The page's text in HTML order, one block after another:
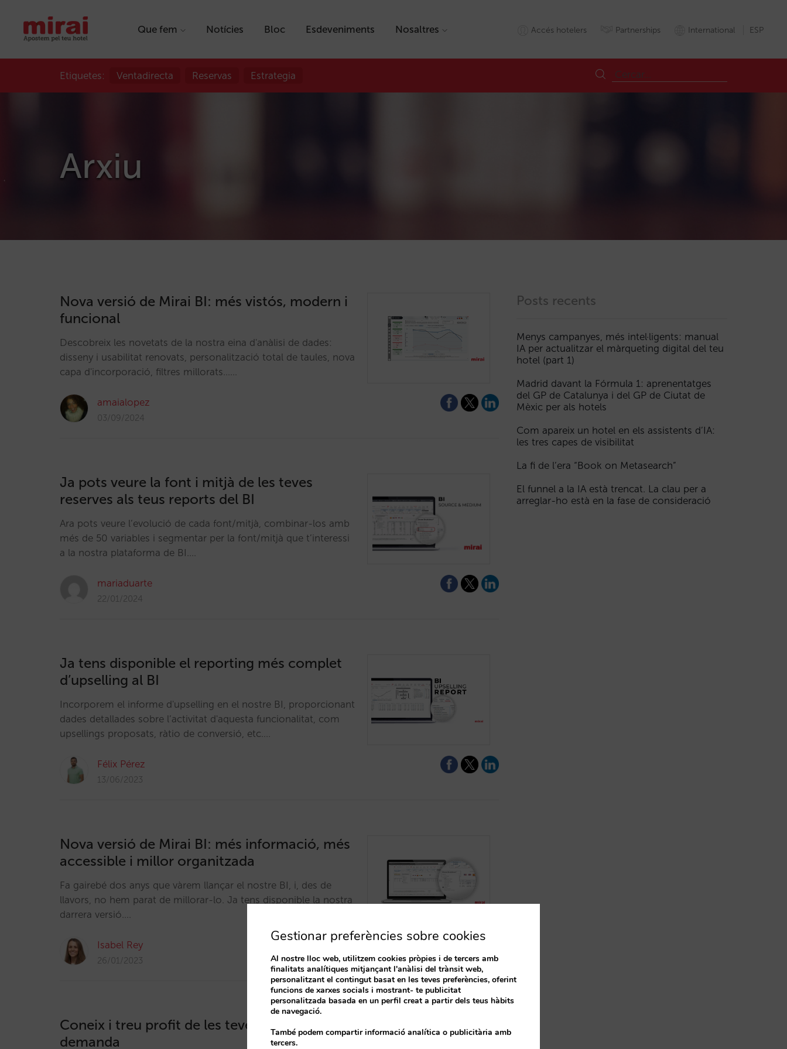
Que fem Notícies Bloc Esdeveniments Nosaltres Accés hotelers Partnerships International ESP
Etiquetes: Ventadirecta Reservas Estrategia
Arxiu
Nova versió de Mirai BI: més vistós, modern i
funcional
Descobreix les novetats de la nostra eina d'anàlisi de dades:
disseny i usabilitat renovats, personalització total de taules, nova
capa d'incorporació, filtres millorats……
amaialopez
03/09/2024
Ja pots veure la font i mitjà de les teves
reserves als teus reports del BI
Ara pots veure l’evolució de cada font/mitjà, combinar-los amb
més de 50 variables i segmentar per la font/mitjà que t’interessi
a la nostra plataforma de BI.…
mariaduarte
22/01/2024
Ja tens disponible el reporting més complet
d’upselling al BI
Incorporem el informe d'upselling en el nostre BI, proporcionant
dades detallades sobre l’activitat d'aquesta funcionalitat, com
upsellings proposats, ràtio de conversió, etc.…
Félix Pérez
13/06/2023
Nova versió de Mirai BI: més informació, més
accessible i millor organitzada
Fa gairebé dos anys que vàrem llançar el nostre BI, i, des de
llavors, no hem parat de millorar-lo. Ja tens disponible la nostra
darrera versió.…
Isabel Rey
26/01/2023
Coneix i treu profit de les teves dades de
demanda
Posts recents
Menys campanyes, més intel·ligents: manual
IA per actualitzar el màrqueting digital del teu
hotel (part 1)
Madrid davant la Fórmula 1: aprenentatges
del GP de Catalunya i del GP de Ciutat de
Mèxic per als hotels
Com apareix un hotel en els assistents d’IA:
les tres capes de visibilitat
La fi de l’era “Book on Metasearch”
El funnel a la IA està trencat. La clau per a
arreglar-ho està en la fase de consideració
Gestionar preferències sobre cookies
Al nostre lloc web, utilitzem cookies pròpies i de tercers amb
finalitats analítiques mitjançant l'anàlisi del trànsit web,
personalitzant el contingut basat en les teves preferències, oferint
funcions de xarxes socials i mostrant- te publicitat
personalitzada basada en un perfil creat a partir dels teus hàbits
de navegació.
També podem compartir informació analítica o publicitària amb
tercers.